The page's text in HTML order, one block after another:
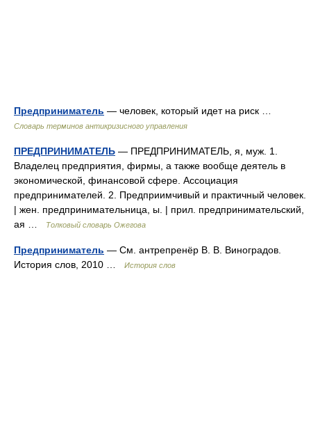
Предприниматель — человек, который идет на риск …
Словарь терминов антикризисного управления
ПРЕДПРИНИМАТЕЛЬ — ПРЕДПРИНИМАТЕЛЬ, я, муж. 1.
Владелец предприятия, фирмы, а также вообще деятель в
экономической, финансовой сфере. Ассоциация
предпринимателей. 2. Предприимчивый и практичный человек.
| жен. предпринимательница, ы. | прил. предпринимательский,
ая …
Толковый словарь Ожегова
Предприниматель — См. антрепренёр В. В. Виноградов.
История слов, 2010 …
История слов